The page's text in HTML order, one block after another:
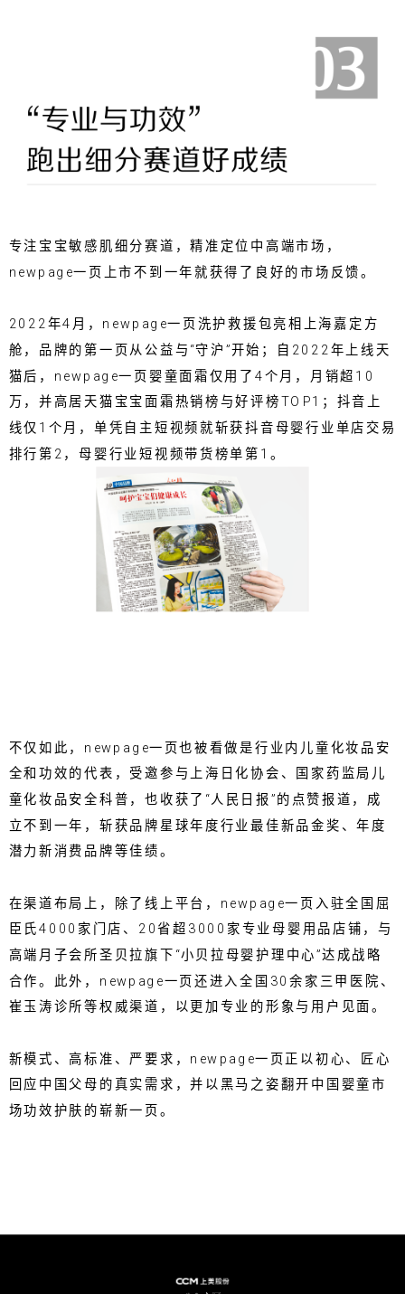
专注宝宝敏感肌细分赛道，精准定位中高端市场，
newpage一页上市不到一年就获得了良好的市场反馈。
2022年4月，newpage一页洗护救援包亮相上海嘉定方
舱，品牌的第一页从公益与“守沪”开始；自2022年上线天
猫后，newpage一页婴童面霜仅用了4个月，月销超10
万，并高居天猫宝宝面霜热销榜与好评榜TOP1；抖音上
线仅1个月，单凭自主短视频就斩获抖音母婴行业单店交易
排行第2，母婴行业短视频带货榜单第1。
不仅如此，newpage一页也被看做是行业内儿童化妆品安
全和功效的代表，受邀参与上海日化协会、国家药监局儿
童化妆品安全科普，也收获了“人民日报”的点赞报道，成
立不到一年，斩获品牌星球年度行业最佳新品金奖、年度
潜力新消费品牌等佳绩。
在渠道布局上，除了线上平台，newpage一页入驻全国屈
臣氏4000家门店、20省超3000家专业母婴用品店铺，与
高端月子会所圣贝拉旗下“小贝拉母婴护理中心”达成战略
合作。此外，newpage一页还进入全国30余家三甲医院、
崔玉涛诊所等权威渠道，以更加专业的形象与用户见面。
新模式、高标准、严要求，newpage一页正以初心、匠心
回应中国父母的真实需求，并以黑马之姿翻开中国婴童市
场功效护肤的崭新一页。